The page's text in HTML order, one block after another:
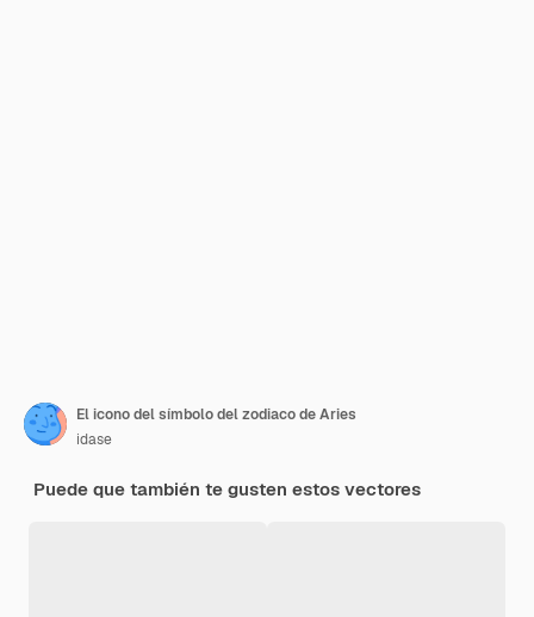
El icono del símbolo del zodiaco de Aries
idase
Puede que también te gusten estos vectores